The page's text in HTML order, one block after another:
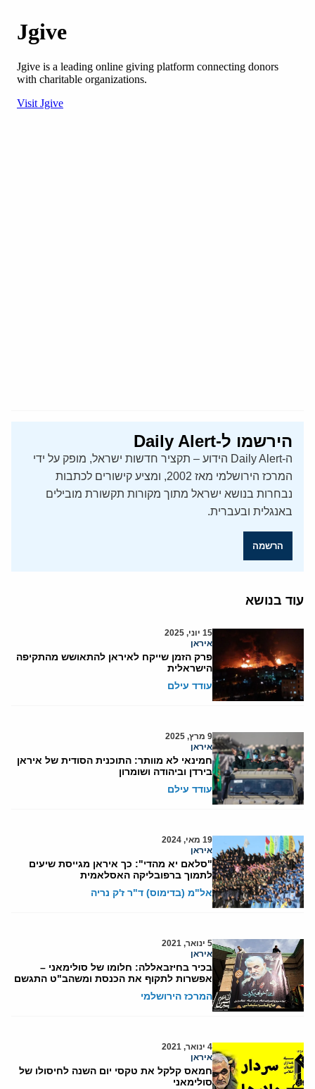
הירשמו ל-Daily Alert
ה-Daily Alert הידוע – תקציר חדשות ישראל, מופק על ידי
המרכז הירושלמי מאז 2002, ומציע קישורים לכתבות
נבחרות בנושא ישראל מתוך מקורות תקשורת מובילים
באנגלית ובעברית.
הרשמה
עוד בנושא
15 יוני, 2025
איראן
פרק הזמן שייקח לאיראן להתאושש מהתקיפה
הישראלית
עודד עילם
9 מרץ, 2025
איראן
חמינאי לא מוותר: התוכנית הסודית של איראן
בירדן וביהודה ושומרון
עודד עילם
19 מאי, 2024
איראן
"סלאם יא מהדי": כך איראן מגייסת שיעים
לתמוך ברפובליקה האסלאמית
אל"מ (בדימוס) ד"ר ז'ק נריה
5 ינואר, 2021
איראן
בכיר בחיזבאללה: חלומו של סולימאני –
אפשרות לתקוף את הכנסת ומשהב"ט התגשם
המרכז הירושלמי
4 ינואר, 2021
איראן
חמאס קלקל את טקסי יום השנה לחיסולו של
סולימאני